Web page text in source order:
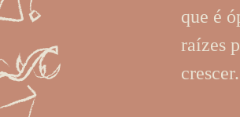
que é
raízes
crescer.